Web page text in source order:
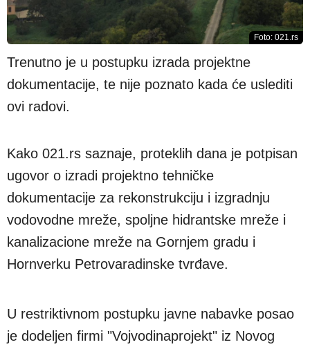
Foto: 021.rs
Trenutno je u postupku izrada projektne
dokumentacije, te nije poznato kada će uslediti
ovi radovi.
Kako 021.rs saznaje, proteklih dana je potpisan
ugovor o izradi projektno tehničke
dokumentacije za rekonstrukciju i izgradnju
vodovodne mreže, spoljne hidrantske mreže i
kanalizacione mreže na Gornjem gradu i
Hornverku Petrovaradinske tvrđave.
U restriktivnom postupku javne nabavke posao
je dodeljen firmi "Vojvodinaprojekt" iz Novog